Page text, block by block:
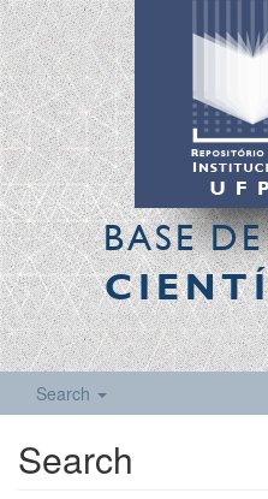
BASE
Search
Search